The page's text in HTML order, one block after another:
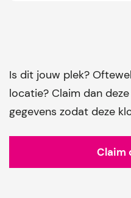
Is dit jouw plek?
locatie? Claim dan
gegevens zodat deze
Claim